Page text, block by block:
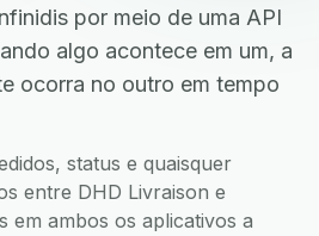
por meio de uma API
algo acontece em um, a
ocorra no outro em tempo
status e quaisquer
entre DHD Livraison e
em ambos os aplicativos a